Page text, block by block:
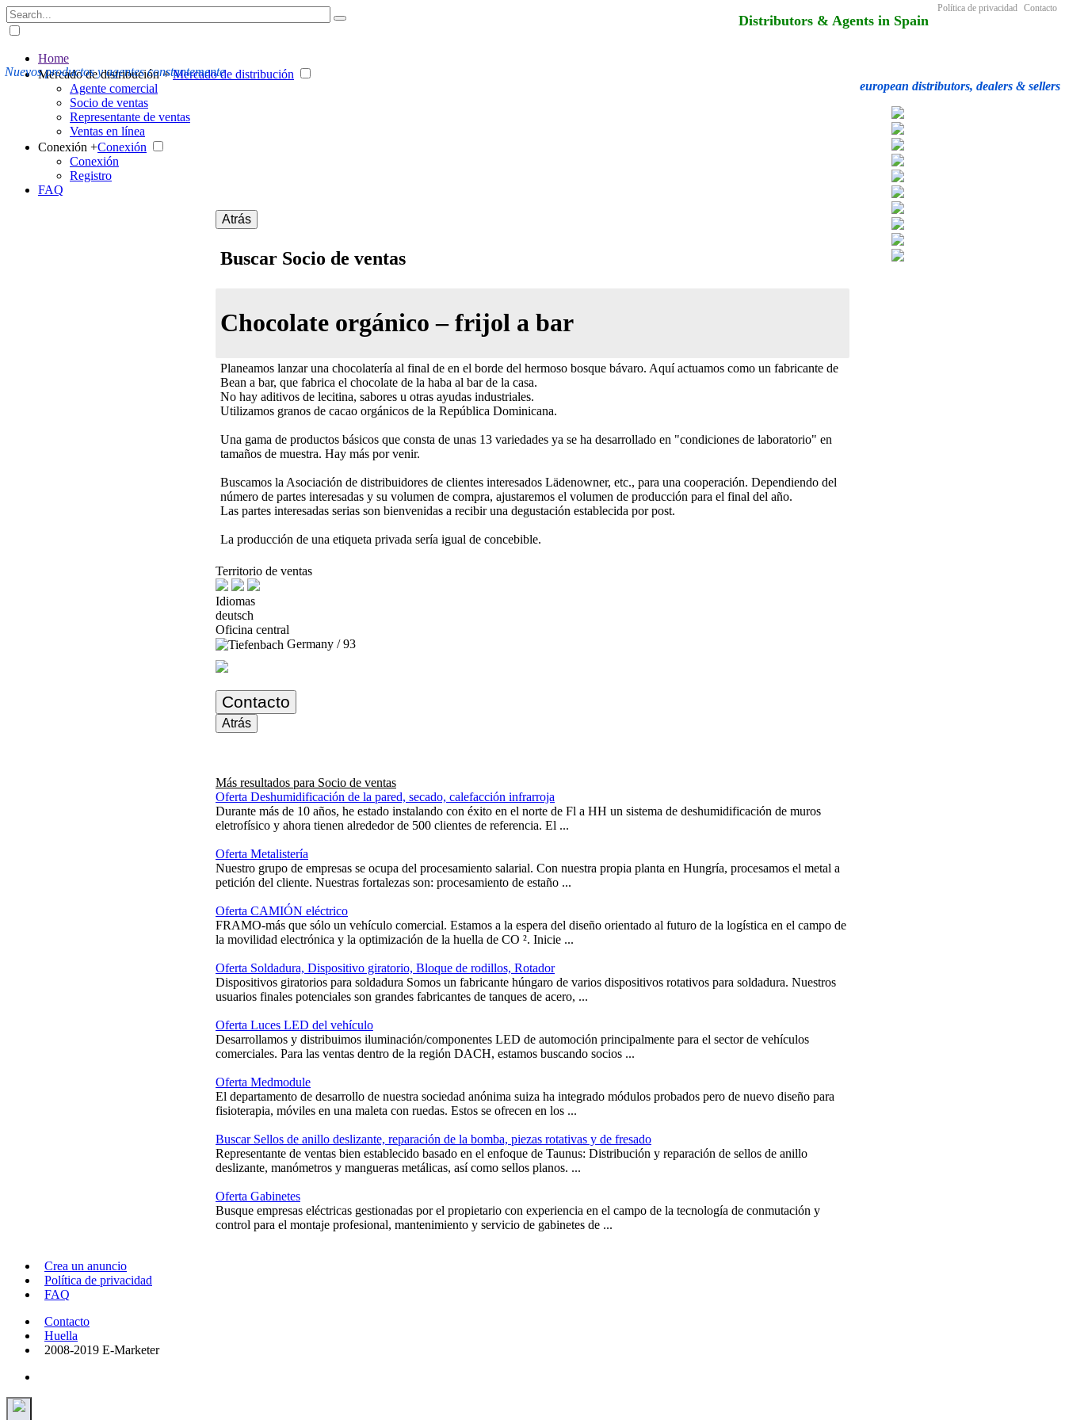
Distributors & Agents in Spain
Nuevos productos y agentes constantemente
european distributors, dealers & sellers
Política de privacidad Contacto
Home
Mercado de distribución + Mercado de distribución
Agente comercial
Socio de ventas
Representante de ventas
Ventas en línea
Conexión +Conexión
Conexión
Registro
FAQ
Atrás
Buscar Socio de ventas
Chocolate orgánico – frijol a bar
Planeamos lanzar una chocolatería al final de en el borde del hermoso bosque bávaro. Aquí actuamos como un fabricante de
Bean a bar, que fabrica el chocolate de la haba al bar de la casa.
No hay aditivos de lecitina, sabores u otras ayudas industriales.
Utilizamos granos de cacao orgánicos de la República Dominicana.
Una gama de productos básicos que consta de unas 13 variedades ya se ha desarrollado en "condiciones de laboratorio" en
tamaños de muestra. Hay más por venir.
Buscamos la Asociación de distribuidores de clientes interesados Lädenowner, etc., para una cooperación. Dependiendo del
número de partes interesadas y su volumen de compra, ajustaremos el volumen de producción para el final del año.
Las partes interesadas serias son bienvenidas a recibir una degustación establecida por post.
La producción de una etiqueta privada sería igual de concebible.
Territorio de ventas
Idiomas
deutsch
Oficina central
Germany / 93
Contacto
Atrás
Más resultados para Socio de ventas
Oferta Deshumidificación de la pared, secado, calefacción infrarroja
Durante más de 10 años, he estado instalando con éxito en el norte de Fl a HH un sistema de deshumidificación de muros
eletrofísico y ahora tienen alrededor de 500 clientes de referencia. El ...
Oferta Metalistería
Nuestro grupo de empresas se ocupa del procesamiento salarial. Con nuestra propia planta en Hungría, procesamos el metal a
petición del cliente. Nuestras fortalezas son: procesamiento de estaño ...
Oferta CAMIÓN eléctrico
FRAMO-más que sólo un vehículo comercial. Estamos a la espera del diseño orientado al futuro de la logística en el campo de
la movilidad electrónica y la optimización de la huella de CO ². Inicie ...
Oferta Soldadura, Dispositivo giratorio, Bloque de rodillos, Rotador
Dispositivos giratorios para soldadura Somos un fabricante húngaro de varios dispositivos rotativos para soldadura. Nuestros
usuarios finales potenciales son grandes fabricantes de tanques de acero, ...
Oferta Luces LED del vehículo
Desarrollamos y distribuimos iluminación/componentes LED de automoción principalmente para el sector de vehículos
comerciales. Para las ventas dentro de la región DACH, estamos buscando socios ...
Oferta Medmodule
El departamento de desarrollo de nuestra sociedad anónima suiza ha integrado módulos probados pero de nuevo diseño para
fisioterapia, móviles en una maleta con ruedas. Estos se ofrecen en los ...
Buscar Sellos de anillo deslizante, reparación de la bomba, piezas rotativas y de fresado
Representante de ventas bien establecido basado en el enfoque de Taunus: Distribución y reparación de sellos de anillo
deslizante, manómetros y mangueras metálicas, así como sellos planos. ...
Oferta Gabinetes
Busque empresas eléctricas gestionadas por el propietario con experiencia en el campo de la tecnología de conmutación y
control para el montaje profesional, mantenimiento y servicio de gabinetes de ...
Crea un anuncio
Política de privacidad
FAQ
Contacto
Huella
2008-2019 E-Marketer